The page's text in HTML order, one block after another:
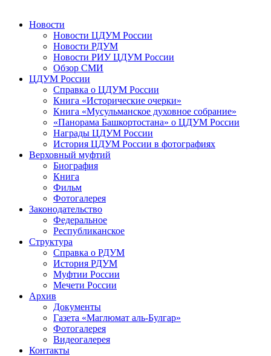
Новости
Новости ЦДУМ России
Новости РДУМ
Новости РИУ ЦДУМ России
Обзор СМИ
ЦДУМ России
Справка о ЦДУМ России
Книга «Исторические очерки»
Книга «Мусульманское духовное собрание»
«Панорама Башкортостана» о ЦДУМ России
Награды ЦДУМ России
История ЦДУМ России в фотографиях
Верховный муфтий
Биография
Книга
Фильм
Фотогалерея
Законодательство
Федеральное
Республиканское
Структура
Справка о РДУМ
История РДУМ
Муфтии России
Мечети России
Архив
Документы
Газета «Маглюмат аль-Булгар»
Фотогалерея
Видеогалерея
Контакты